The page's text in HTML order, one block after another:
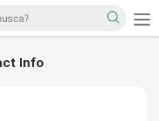
Info